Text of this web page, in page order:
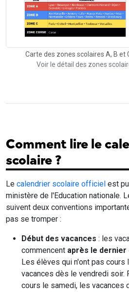
Carte des zones scolaires A, B et
Voir le détail des zones
Comment lire le
scolaire ?
Le calendrier scolaire officiel est
ministère de l'Education nationale.
suivent deux conventions
pas se tromper :
Début des vacances : les
commencent après le dernier
Les élèves qui n'ont pas cours
vacances dès le vendredi soir.
cours le samedi, les vacances